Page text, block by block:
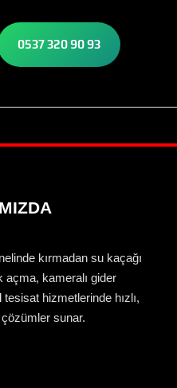
0537 320 90 93
kırmadan su kaçağı
açma, kameralı gider
hizmetlerinde hızlı,
çözümler sunar.